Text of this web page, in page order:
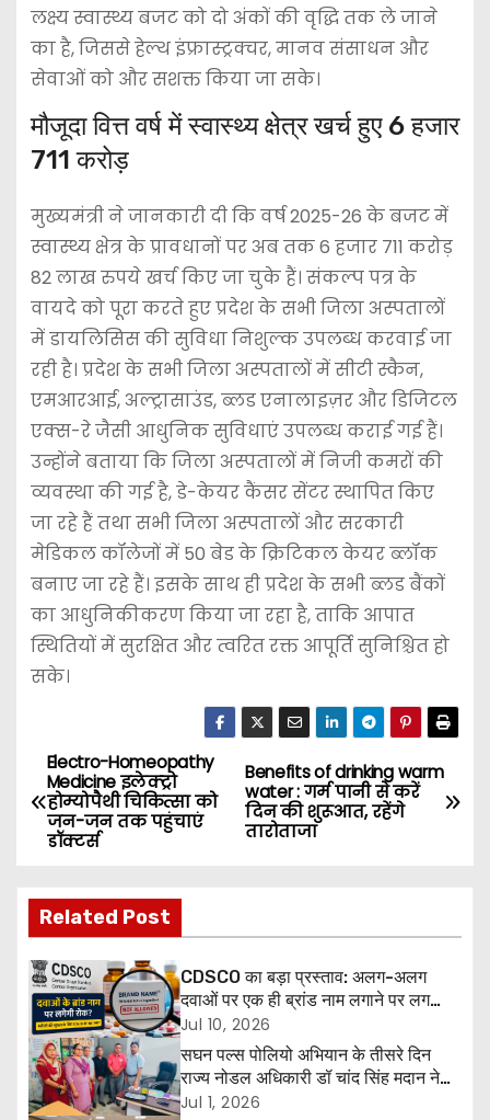
लक्ष्य स्वास्थ्य बजट को दो अंकों की वृद्धि तक ले जाने
का है, जिससे हेल्थ इंफ्रास्ट्रक्चर, मानव संसाधन और
सेवाओं को और सशक्त किया जा सके।
मौजूदा वित्त वर्ष में स्वास्थ्य क्षेत्र खर्च हुए 6 हजार
711 करोड़
मुख्यमंत्री ने जानकारी दी कि वर्ष 2025-26 के बजट में
स्वास्थ्य क्षेत्र के प्रावधानों पर अब तक 6 हजार 711 करोड़
82 लाख रुपये खर्च किए जा चुके हैं। संकल्प पत्र के
वायदे को पूरा करते हुए प्रदेश के सभी जिला अस्पतालों
में डायलिसिस की सुविधा निशुल्क उपलब्ध करवाई जा
रही है। प्रदेश के सभी जिला अस्पतालों में सीटी स्कैन,
एमआरआई, अल्ट्रासाउंड, ब्लड एनालाइज़र और डिजिटल
एक्स-रे जैसी आधुनिक सुविधाएं उपलब्ध कराई गई हैं।
उन्होंने बताया कि जिला अस्पतालों में निजी कमरों की
व्यवस्था की गई है, डे-केयर कैंसर सेंटर स्थापित किए
जा रहे हैं तथा सभी जिला अस्पतालों और सरकारी
मेडिकल कॉलेजों में 50 बेड के क्रिटिकल केयर ब्लॉक
बनाए जा रहे हैं। इसके साथ ही प्रदेश के सभी ब्लड बैंकों
का आधुनिकीकरण किया जा रहा है, ताकि आपात
स्थितियों में सुरक्षित और त्वरित रक्त आपूर्ति सुनिश्चित हो
सके।
P
o
t
n
a
v
i
Benefits of drinking warm
water : गर्म पानी से करें
दिन की शुरूआत, रहेंगे
तारोताजा
Electro-Homeopathy
Medicine इलेक्ट्रो
होम्योपैथी चिकित्सा को
जन-जन तक पहुंचाएं
डॉक्टर्स
Related Post
CDSCO का बड़ा प्रस्ताव: अलग-अलग
दवाओं पर एक ही ब्रांड नाम लगाने पर लग
सकती है रोक, मरीजों की सुरक्षा होगी मजबूत
Jul 10, 2026
सघन पल्स पोलियो अभियान के तीसरे दिन
राज्य नोडल अधिकारी डॉ चांद सिंह मदान ने
हिसार एवं हांसी में किया निरीक्षण
Jul 1, 2026